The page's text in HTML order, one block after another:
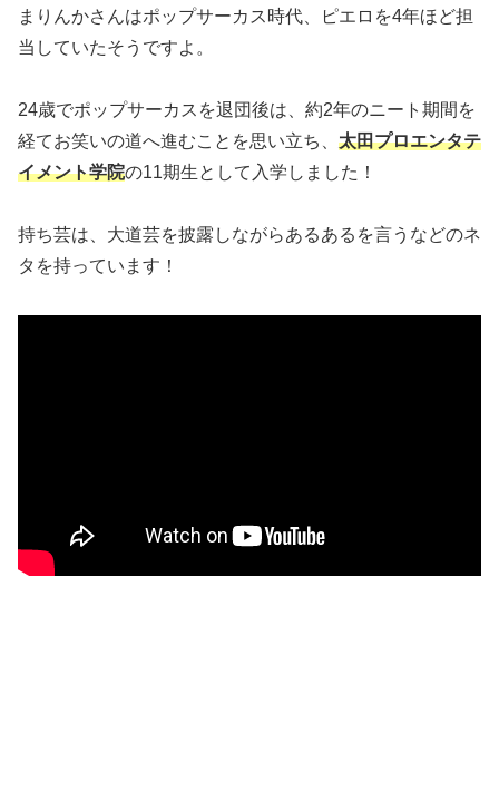
まりんかさんはポップサーカス時代、ピエロを4年ほど担
当していたそうですよ。
24歳でポップサーカスを退団後は、約2年のニート期間を
経てお笑いの道へ進むことを思い立ち、 太田プロエンタテ
イメント学院の11期生として入学しました！
持ち芸は、大道芸を披露しながらあるあるを言うなどのネ
タを持っています！